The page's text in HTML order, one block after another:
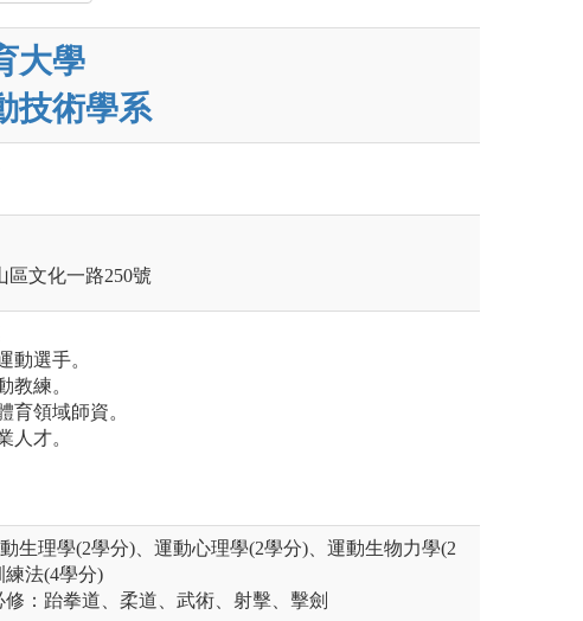
大學
技術學系
區文化一路250號
動選手。
教練。
育領域師資。
人才。
生理學(2學分)、運動心理學(2學分)、運動生物力學(2
法(4學分)
修：跆拳道、柔道、武術、射擊、擊劍